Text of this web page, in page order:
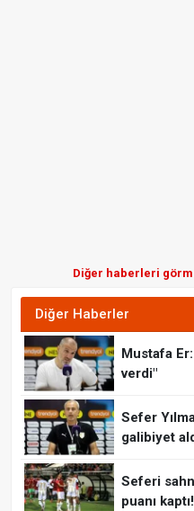
Diğer haberleri
Diğer Haberler
Mustafa
verdi"
Sefer
galibiyet
Seferi
puanı kaptı!